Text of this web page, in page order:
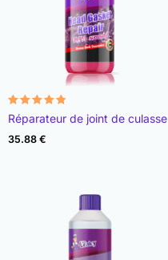
Note
4.78
sur 5
Réparateur de joint de culasse
35.88 €